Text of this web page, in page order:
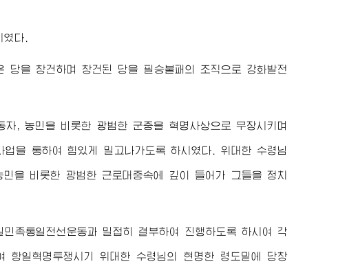
다.
당을 창건하며 창건된 당을 필승불패의 조직으로 강화발전
, 농민을 비롯한 광범한 군중을 혁명사상으로 무장시키며
을 통하여 힘있게 밀고나가도록 하시였다. 위대한 수령님
을 비롯한 광범한 근로대중속에 깊이 들어가 그들을 정치
족통일전선운동과 밀접히 결부하여 진행하도록 하시여 각
항일혁명투쟁시기위대한 수령님의 현명한 령도밑에 당창